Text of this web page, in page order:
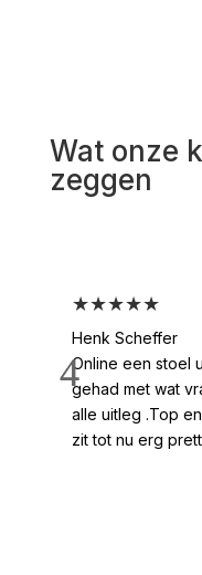
Wat onze
zeggen
★★★★★
Henk Scheffer
Online een stoel
gehad met wat
alle uitleg .Top
zit tot nu erg